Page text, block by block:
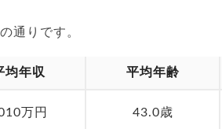
通りです。
均年収 平均年齢
万円 43.0歳